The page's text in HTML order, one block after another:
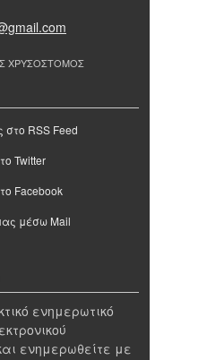
ΧΡΥΣΟΣΤΟΜΟΣ
στο RSS Feed
Twitter
Facebook
μέσω Mail
ενημερωτικό
ενημερωθείτε με